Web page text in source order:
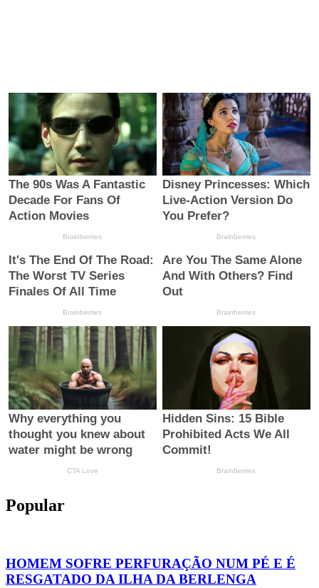
Popular
HOMEM SOFRE PERFURAÇÃO NUM PÉ E É
RESGATADO DA ILHA DA BERLENGA